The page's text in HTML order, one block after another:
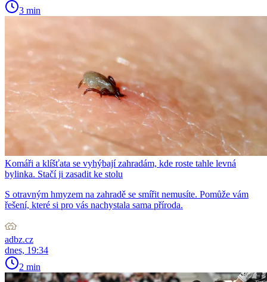
3 min
Komáři a klíšťata se vyhýbají zahradám, kde roste tahle levná
bylinka. Stačí ji zasadit ke stolu
S otravným hmyzem na zahradě se smířit nemusíte. Pomůže vám
řešení, které si pro vás nachystala sama příroda.
adbz.cz
dnes, 19:34
2 min